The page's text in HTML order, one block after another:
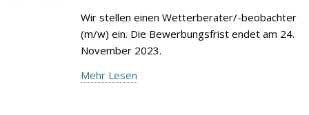
Wir stellen einen Wetterberater/-beobachter
(m/w) ein. Die Bewerbungsfrist endet am 24.
November 2023.
Mehr Lesen